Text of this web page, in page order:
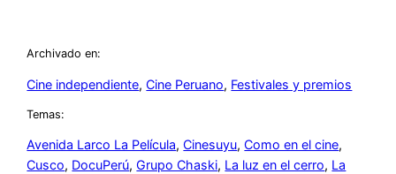
Archivado en:
Cine independiente, Cine Peruano, Festivales y premios
Temas:
Avenida Larco La Película, Cinesuyu, Como en el cine
Cusco, DocuPerú, Grupo Chaski, La luz en el cerro, La